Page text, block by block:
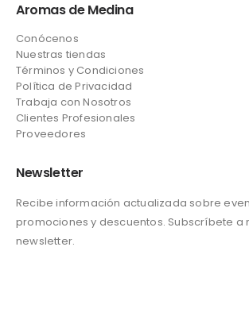
Aromas de Medina
Conócenos
Nuestras tiendas
Términos y Condiciones
Política de Privacidad
Trabaja con Nosotros
Clientes Profesionales
Proveedores
Newsletter
Recibe información actualizada sobre
promociones y descuentos. Subscríbete a
newsletter.